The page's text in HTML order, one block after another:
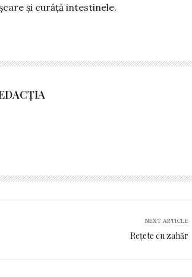
și curăță in­tes­­tinele.
NEXT ARTICLE
Rețete cu zahăr